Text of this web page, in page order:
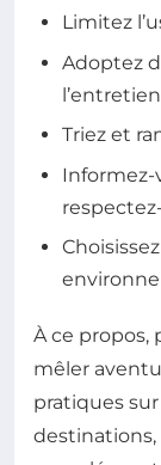
Limitez
Adoptez
l’entretien
Triez et
Informez-
À ce propos,
mêler
pratiques